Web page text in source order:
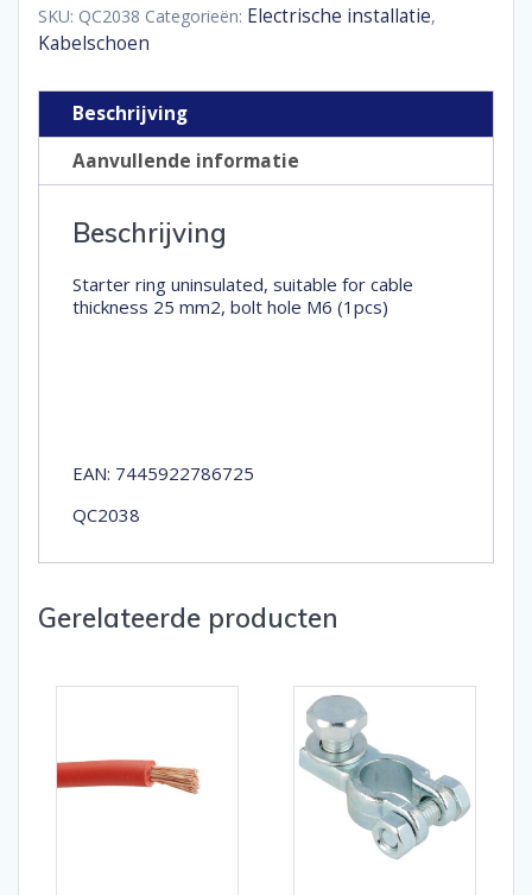
M6
aantal
SKU: QC2038 Categorieën: Electrische installatie,
Kabelschoen
Beschrijving
Aanvullende informatie
Beschrijving
Starter ring uninsulated, suitable for cable
thickness 25 mm2, bolt hole M6 (1pcs)
EAN: 7445922786725
QC2038
Gerelateerde producten